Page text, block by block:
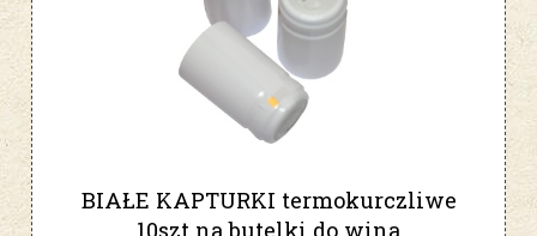
BIAŁE KAPTURKI termokurczliwe